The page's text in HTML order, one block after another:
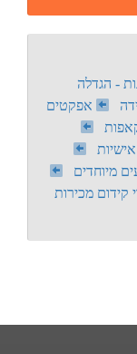
- הגדלה
אפקטים
מיוחדים
קידום מכירות